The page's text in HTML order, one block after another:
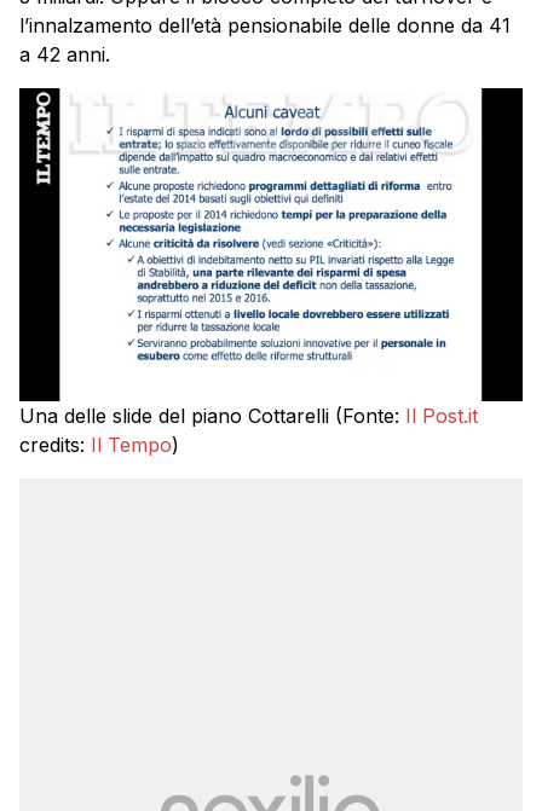
l’innalzamento dell’età pensionabile delle donne da 41
a 42 anni.
Una delle slide del piano Cottarelli (Fonte: Il Post.it
credits: Il Tempo)